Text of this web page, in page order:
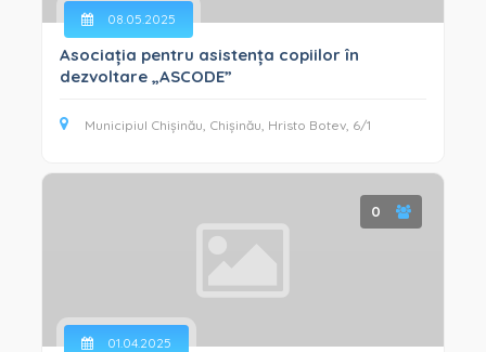
08.05.2025
Asociația pentru asistența copiilor în
dezvoltare „ASCODE”
Municipiul Chișinău, Chișinău, Hristo Botev, 6/1
0
01.04.2025